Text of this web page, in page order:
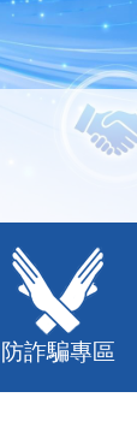
防詐騙專區